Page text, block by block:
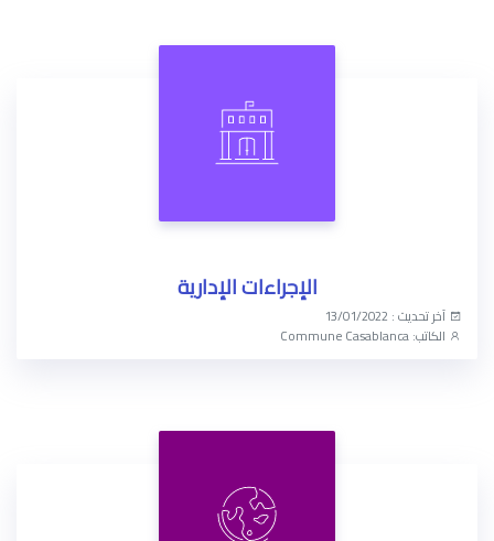
الإجراءات الإدارية
آخر تحديث : 13/01/2022
الكاتب: Commune Casablanca